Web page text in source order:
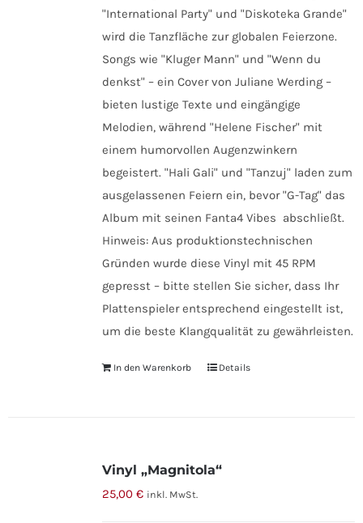
"International Party" und "Diskoteka Grande"
wird die Tanzfläche zur globalen Feierzone.
Songs wie "Kluger Mann" und "Wenn du
denkst" – ein Cover von Juliane Werding –
bieten lustige Texte und eingängige
Melodien, während "Helene Fischer" mit
einem humorvollen Augenzwinkern
begeistert. "Hali Gali" und "Tanzuj" laden zum
ausgelassenen Feiern ein, bevor "G-Tag" das
Album mit seinen Fanta4 Vibes abschließt.
Hinweis: Aus produktionstechnischen
Gründen wurde diese Vinyl mit 45 RPM
gepresst – bitte stellen Sie sicher, dass Ihr
Plattenspieler entsprechend eingestellt ist,
um die beste Klangqualität zu gewährleisten.
In den Warenkorb Details
Vinyl „Magnitola“
25,00 € inkl. MwSt.